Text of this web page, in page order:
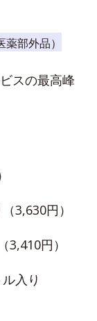
薬部外品）
スの最高峰
3,630円）
円）
入り